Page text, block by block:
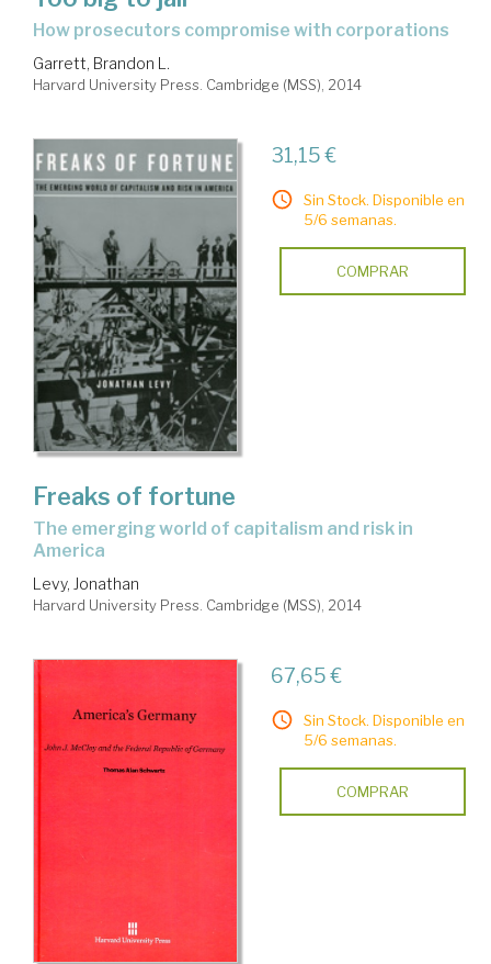
how prosecutors compromise with corporations
Garrett, Brandon L.
Harvard University Press. Cambridge (MSS), 2014
31,15 €
Sin Stock. Disponible en
5/6 semanas.
COMPRAR
Freaks of fortune
the emerging world of capitalism and risk in
America
Levy, Jonathan
Harvard University Press. Cambridge (MSS), 2014
67,65 €
Sin Stock. Disponible en
5/6 semanas.
COMPRAR